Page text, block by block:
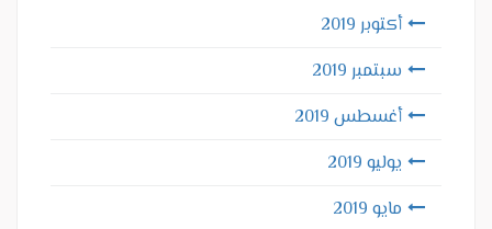
أكتوبر 2019
سبتمبر 2019
أغسطس 2019
يوليو 2019
مايو 2019